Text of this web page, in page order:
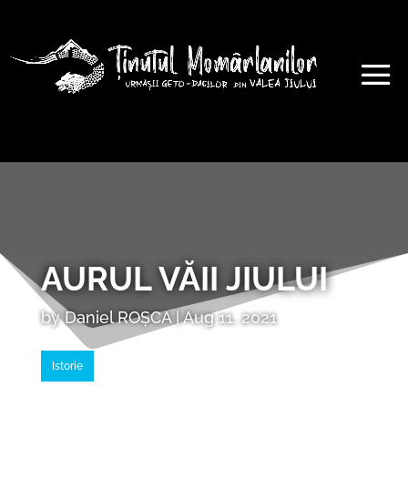
AURUL VĂII JIULUI
byDaniel ROȘCA|Aug 11, 2021
Istorie